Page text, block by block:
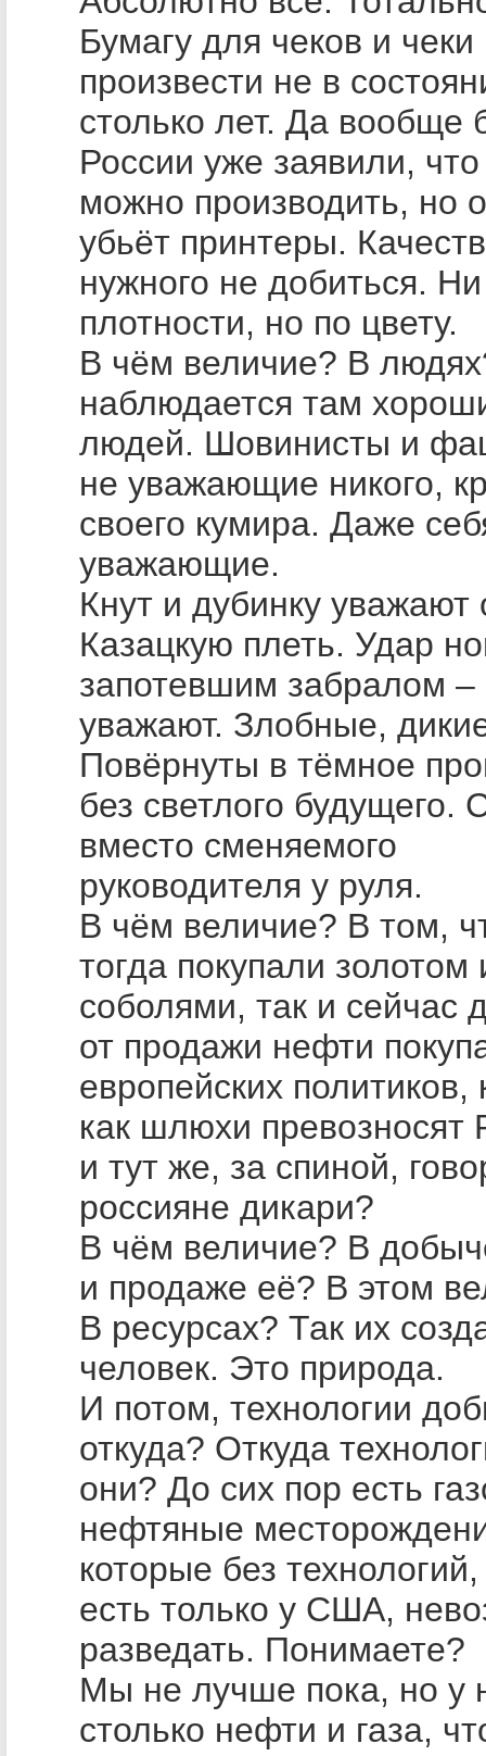
Бумагу для чеков и чеки
произвести не в
столько лет. Да вообще
России уже заявили,
можно производить, но
убьёт принтеры.
нужного не добиться.
плотности, но по цвету.
В чём величие? В
наблюдается там
людей. Шовинисты и
не уважающие никого,
своего кумира. Даже
уважающие.
Кнут и дубинку уважают
Казацкую плеть. Удар
запотевшим забралом –
уважают. Злобные,
Повёрнуты в тёмное
без светлого будущего.
вместо сменяемого
руководителя у руля.
В чём величие? В том,
тогда покупали золотом
соболями, так и сейчас
от продажи нефти
европейских политиков,
как шлюхи превозносят
и тут же, за спиной,
россияне дикари?
В чём величие? В
и продаже её? В этом
В ресурсах? Так их
человек. Это природа.
И потом, технологии
откуда? Откуда
они? До сих пор есть
нефтяные
которые без
есть только у США,
разведать. Понимаете?
Мы не лучше пока, но у
столько нефти и газа,